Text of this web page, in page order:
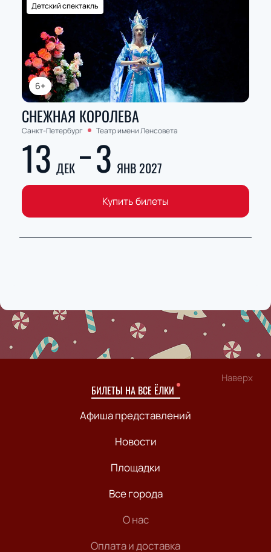
6+
Детский спектакль
СНЕЖНАЯ КОРОЛЕВА
Санкт-Петербург Театр имени Ленсовета
13 ДЕК 3 ЯНВ 2027
Купить билеты
Наверх
БИЛЕТЫ НА ВСЕ ЁЛКИ
Афиша представлений
Новости
Площадки
Все города
О нас
Оплата и доставка